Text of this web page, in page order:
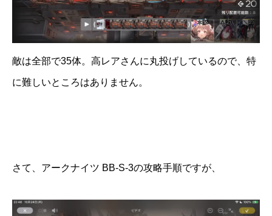
敵は全部で35体。高レアさんに丸投げしているので、特
に難しいところはありません。
さて、アークナイツ BB-S-3の攻略手順ですが、